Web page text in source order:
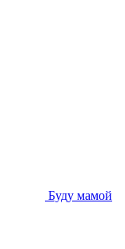
Буду мамой